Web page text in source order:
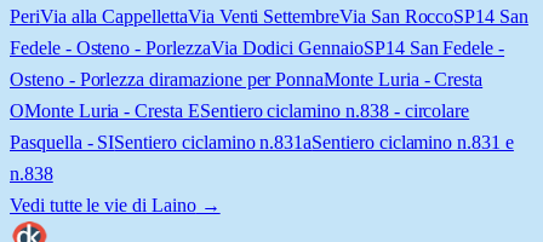
PeriVia alla CappellettaVia Venti SettembreVia San RoccoSP14 San
Fedele - Osteno - PorlezzaVia Dodici GennaioSP14 San Fedele -
Osteno - Porlezza diramazione per PonnaMonte Luria - Cresta
OMonte Luria - Cresta ESentiero ciclamino n.838 - circolare
Pasquella - SISentiero ciclamino n.831aSentiero ciclamino n.831 e
n.838
Vedi tutte le vie di Laino→